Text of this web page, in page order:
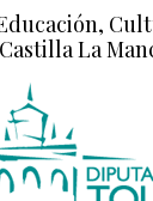
Castilla La